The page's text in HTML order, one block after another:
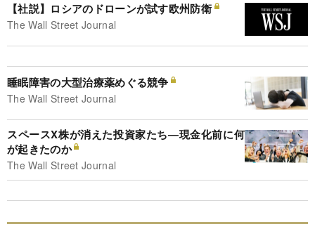
【社説】ロシアのドローンが試す欧州防衛
The Wall Street Journal
睡眠障害の大型治療薬めぐる競争
The Wall Street Journal
スペースX株が消えた投資家たち―現金化前に何
が起きたのか
The Wall Street Journal